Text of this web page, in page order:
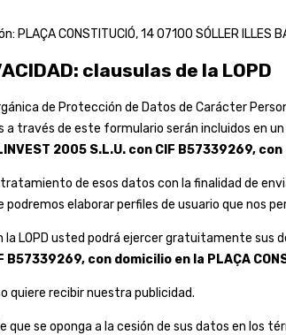
CONSTITUCIÓ, 14 07100 SÓLLER ILLES
clausulas de la LOPD
de Protección de Datos de Carácter
través de este formulario serán incluidos en
2005 S.L.U. con CIF B57339269,
de esos datos con la finalidad de
podremos elaborar perfiles de usuario que nos
la LOPD usted podrá ejercer gratuitamente
B57339269, con domicilio en la PLAÇA
quiere recibir nuestra publicidad.
se oponga a la cesión de sus datos en los